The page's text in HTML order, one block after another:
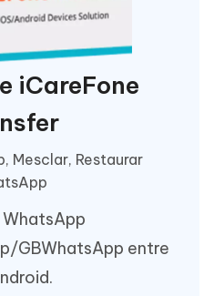
iCareFone
Mesclar, Restaurar
GBWhatsApp entre